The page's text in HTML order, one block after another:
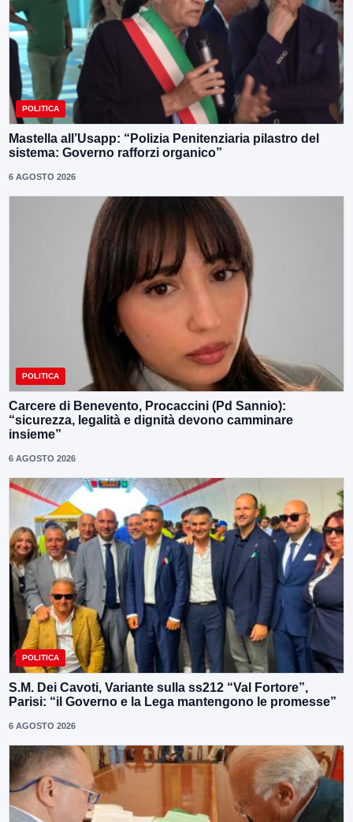
POLITICA
Mastella all’Usapp: “Polizia Penitenziaria pilastro del
sistema: Governo rafforzi organico”
6 AGOSTO 2026
POLITICA
Carcere di Benevento, Procaccini (Pd Sannio):
“sicurezza, legalità e dignità devono camminare
insieme”
6 AGOSTO 2026
POLITICA
S.M. Dei Cavoti, Variante sulla ss212 “Val Fortore”,
Parisi: “il Governo e la Lega mantengono le promesse”
6 AGOSTO 2026